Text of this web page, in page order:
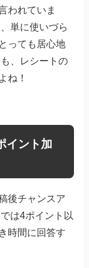
われていま
単に使いづら
っても居心地
、レシートの
ね！
イント加
後チャンスア
は4ポイント以
時間に回答す